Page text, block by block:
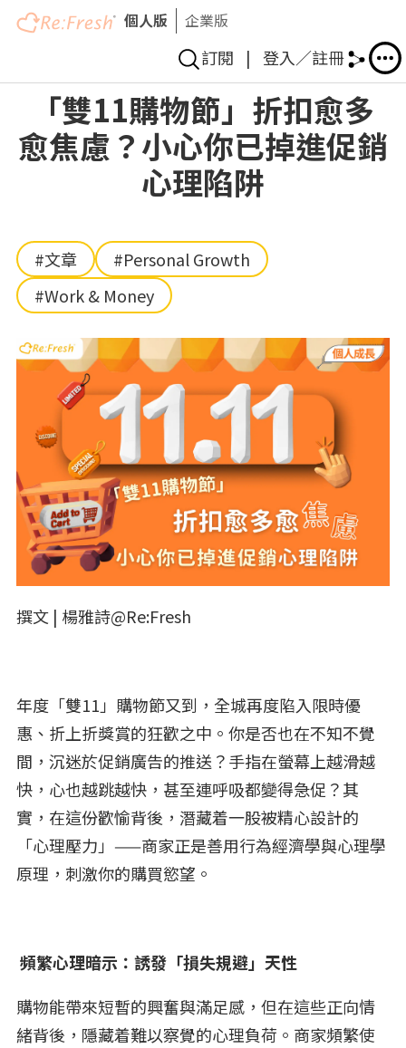
Skip
main
content
個人版 企業版
訂閱 | 登入／註冊
「雙11購物節」折扣愈多
愈焦慮？小心你已掉進促銷
心理陷阱
#文章
#Personal Growth
#Work & Money
撰文 | 楊雅詩@Re:Fresh
年度「雙11」購物節又到，全城再度陷入限時優
惠、折上折獎賞的狂歡之中。你是否也在不知不覺
間，沉迷於促銷廣告的推送？手指在螢幕上越滑越
快，心也越跳越快，甚至連呼吸都變得急促？其
實，在這份歡愉背後，潛藏着一股被精心設計的
「心理壓力」——商家正是善用行為經濟學與心理學
原理，刺激你的購買慾望。
頻繁心理暗示：誘發「損失規避」天性
購物能帶來短暫的興奮與滿足感，但在這些正向情
緒背後，隱藏着難以察覺的心理負荷。商家頻繁使